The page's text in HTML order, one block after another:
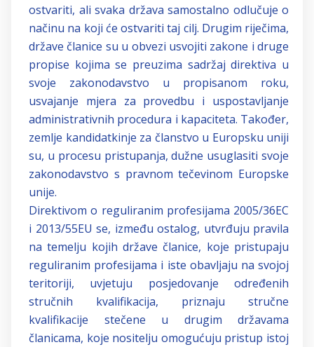
ostvariti, ali svaka država samostalno odlučuje o
načinu na koji će ostvariti taj cilj. Drugim riječima,
države članice su u obvezi usvojiti zakone i druge
propise kojima se preuzima sadržaj direktiva u
svoje zakonodavstvo u propisanom roku,
usvajanje mjera za provedbu i uspostavljanje
administrativnih procedura i kapaciteta. Također,
zemlje kandidatkinje za članstvo u Europsku uniji
su, u procesu pristupanja, dužne usuglasiti svoje
zakonodavstvo s pravnom tečevinom Europske
unije.
Direktivom o reguliranim profesijama 2005/36EC
i 2013/55EU se, između ostalog, utvrđuju pravila
na temelju kojih države članice, koje pristupaju
reguliranim profesijama i iste obavljaju na svojoj
teritoriji, uvjetuju posjedovanje određenih
stručnih kvalifikacija, priznaju stručne
kvalifikacije stečene u drugim državama
članicama, koje nositelju omogućuju pristup istoj